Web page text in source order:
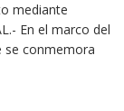
mediante
En el marco del
se conmemora